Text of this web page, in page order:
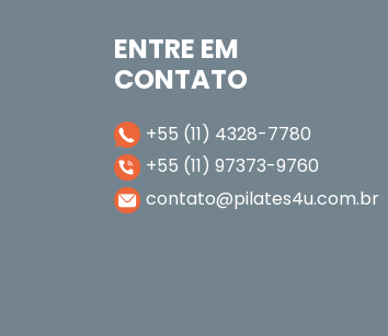
ENTRE EM
CONTATO
+55 (11) 4328-7780
+55 (11) 97373-9760
contato@pilates4u.com.br